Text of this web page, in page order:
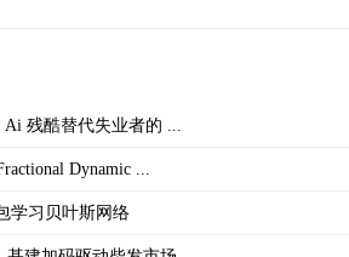
残酷替代失业者的 ...
Dynamic ...
学习贝叶斯网络